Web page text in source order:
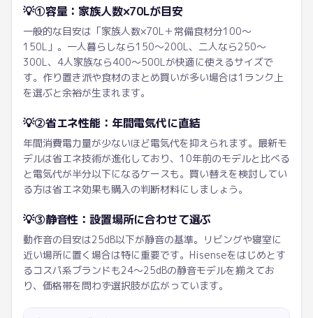
💡①容量：家族人数×70Lが目安
一般的な目安は「家族人数×70L＋常備食材分100〜
150L」。一人暮らしなら150〜200L、二人なら250〜
300L、4人家族なら400〜500Lが快適に使えるサイズで
す。作り置き派や食材のまとめ買いが多い場合は1ランク上
を選ぶと余裕が生まれます。
💡②省エネ性能：年間電気代に直結
年間消費電力量が少ないほど電気代を抑えられます。最新モ
デルは省エネ技術が進化しており、10年前のモデルと比べる
と電気代が半分以下になるケースも。買い替えを検討してい
る方は省エネ効果も購入の判断材料にしましょう。
💡③静音性：設置場所に合わせて選ぶ
動作音の目安は25dB以下が静音の基準。リビングや寝室に
近い場所に置く場合は特に重要です。Hisenseをはじめとす
るコスパ系ブランドも24〜25dBの静音モデルを揃えてお
り、価格帯を問わず選択肢が広がっています。